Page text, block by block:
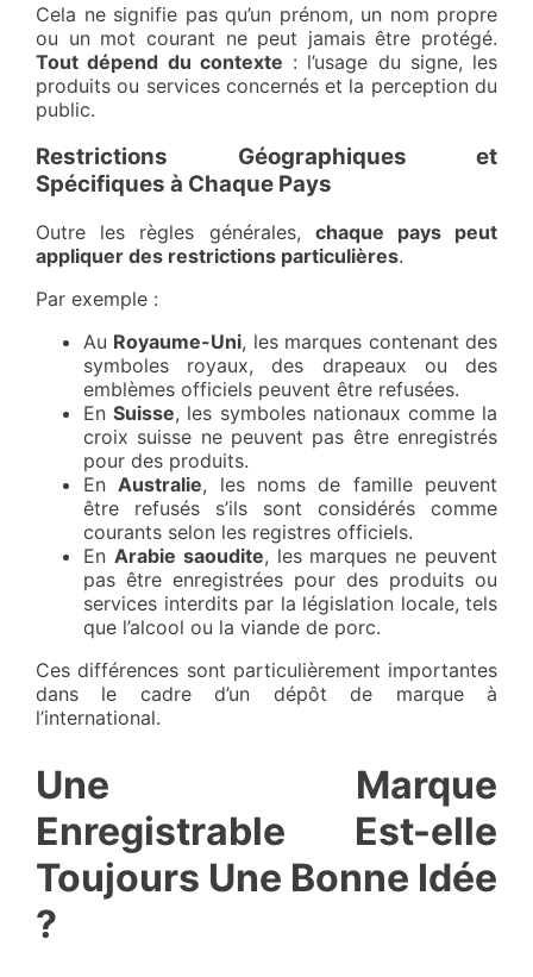
Cela ne signifie pas qu’un prénom, un nom propre
ou un mot courant ne peut jamais être protégé.
Tout dépend du contexte : l’usage du signe, les
produits ou services concernés et la perception du
public.
Restrictions Géographiques et
Spécifiques à Chaque Pays
Outre les règles générales, chaque pays peut
appliquer des restrictions particulières.
Par exemple :
Au Royaume-Uni, les marques contenant des
symboles royaux, des drapeaux ou des
emblèmes officiels peuvent être refusées.
EnSuisse, les symboles nationaux comme la
croix suisse ne peuvent pas être enregistrés
pour des produits.
EnAustralie, les noms de famille peuvent
être refusés s’ils sont considérés comme
courants selon les registres officiels.
En Arabie saoudite, les marques ne peuvent
pas être enregistrées pour des produits ou
services interdits par la législation locale, tels
que l’alcool ou la viande de porc.
Ces différences sont particulièrement importantes
dans le cadre d’un dépôt de marque à
l’international.
Une Marque
Enregistrable Est-elle
Toujours Une Bonne Idée
?